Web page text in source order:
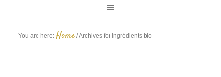
You are here: Home /Archives for Ingrédients bio